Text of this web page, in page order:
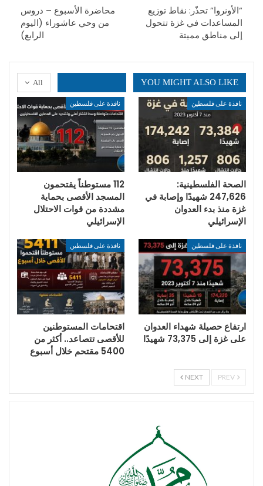
“الأونروا” تحذّر: نقاط توزيع
المساعدات في غزة تتحول
إلى مناطق مميتة
محاضرة الأسبوع – دروس
من وحي عاشوراء (اليوم
الرابع)
All YOU MIGHT ALSO LIKE
نافذة على فلسطين
الصحة الفلسطينية:
247,626 شهيدًا وإصابة في
غزة منذ بدء العدوان
الإسرائيلي
نافذة على فلسطين
112 مستوطناً يقتحمون
المسجد الأقصى بحماية
مشددة من قوات الاحتلال
الإسرائيلي
نافذة على فلسطين
ارتفاع حصيلة شهداء العدوان
على غزة إلى 73,375 شهيدًا
نافذة على فلسطين
اقتحامات المستوطنين
للأقصى تتصاعد.. أكثر من
5400 مقتحم خلال أسبوع
NEXT